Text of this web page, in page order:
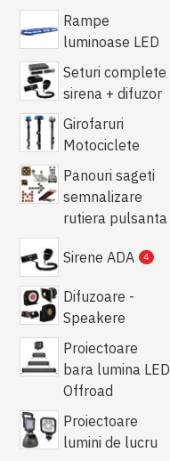
Rampe
luminoase LED
Seturi complete
sirena + difuzor
Girofaruri
Motociclete
Panouri sageti
semnalizare
rutiera pulsanta
Sirene ADA 4
Difuzoare -
Speakere
Proiectoare
bara lumina LED
Offroad
Proiectoare
lumini de lucru